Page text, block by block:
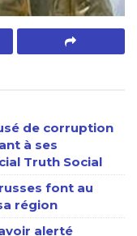
de corruption
à ses
Truth Social
font au
région
alerté